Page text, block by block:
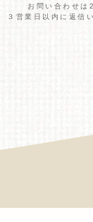
お問い合わせは
３営業日以内に返信